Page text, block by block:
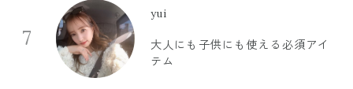
7
yui
大人にも子供にも使える必須アイ
テム